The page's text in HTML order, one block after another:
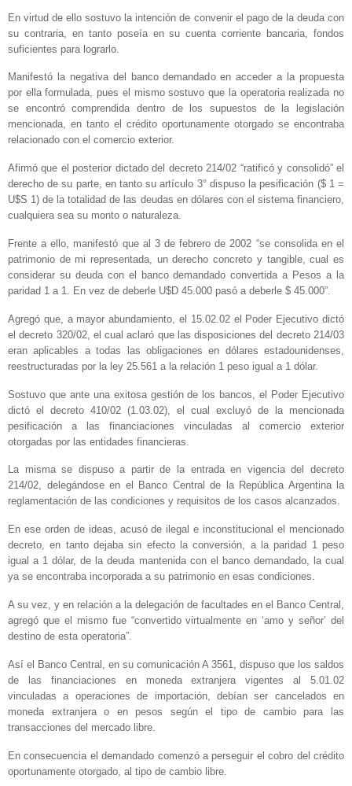
En virtud de ello sostuvo la intención de convenir el pago de la deuda con
su contraria, en tanto poseía en su cuenta corriente bancaria, fondos
suficientes para lograrlo.
Manifestó la negativa del banco demandado en acceder a la propuesta
por ella formulada, pues el mismo sostuvo que la operatoria realizada no
se encontró comprendida dentro de los supuestos de la legislación
mencionada, en tanto el crédito oportunamente otorgado se encontraba
relacionado con el comercio exterior.
Afirmó que el posterior dictado del decreto 214/02 “ratificó y consolidó” el
derecho de su parte, en tanto su artículo 3° dispuso la pesificación ($ 1 =
U$S 1) de la totalidad de las deudas en dólares con el sistema financiero,
cualquiera sea su monto o naturaleza.
Frente a ello, manifestó que al 3 de febrero de 2002 “se consolida en el
patrimonio de mi representada, un derecho concreto y tangible, cual es
considerar su deuda con el banco demandado convertida a Pesos a la
paridad 1 a 1. En vez de deberle U$D 45.000 pasó a deberle $ 45.000”.
Agregó que, a mayor abundamiento, el 15.02.02 el Poder Ejecutivo dictó
el decreto 320/02, el cual aclaró que las disposiciones del decreto 214/03
eran aplicables a todas las obligaciones en dólares estadounidenses,
reestructuradas por la ley 25.561 a la relación 1 peso igual a 1 dólar.
Sostuvo que ante una exitosa gestión de los bancos, el Poder Ejecutivo
dictó el decreto 410/02 (1.03.02), el cual excluyó de la mencionada
pesificación a las financiaciones vinculadas al comercio exterior
otorgadas por las entidades financieras.
La misma se dispuso a partir de la entrada en vigencia del decreto
214/02, delegándose en el Banco Central de la República Argentina la
reglamentación de las condiciones y requisitos de los casos alcanzados.
En ese orden de ideas, acusó de ilegal e inconstitucional el mencionado
decreto, en tanto dejaba sin efecto la conversión, a la paridad 1 peso
igual a 1 dólar, de la deuda mantenida con el banco demandado, la cual
ya se encontraba incorporada a su patrimonio en esas condiciones.
A su vez, y en relación a la delegación de facultades en el Banco Central,
agregó que el mismo fue “convertido virtualmente en ‘amo y señor’ del
destino de esta operatoria”.
Así el Banco Central, en su comunicación A 3561, dispuso que los saldos
de las financiaciones en moneda extranjera vigentes al 5.01.02
vinculadas a operaciones de importación, debían ser cancelados en
moneda extranjera o en pesos según el tipo de cambio para las
transacciones del mercado libre.
En consecuencia el demandado comenzó a perseguir el cobro del crédito
oportunamente otorgado, al tipo de cambio libre.